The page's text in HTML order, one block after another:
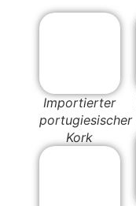
Importierter
portugiesischer
Kork